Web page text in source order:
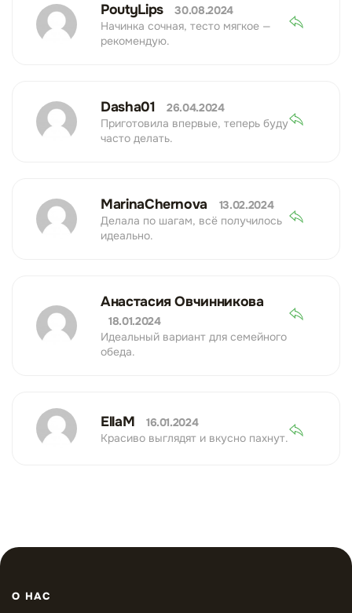
PoutyLips
30.08.2024
Начинка сочная, тесто мягкое —
рекомендую.
Dasha01
26.04.2024
Приготовила впервые, теперь буду
часто делать.
MarinaChernova
13.02.2024
Делала по шагам, всё получилось
идеально.
Анастасия Овчинникова
18.01.2024
Идеальный вариант для семейного
обеда.
EllaM
16.01.2024
Красиво выглядят и вкусно пахнут.
О НАС